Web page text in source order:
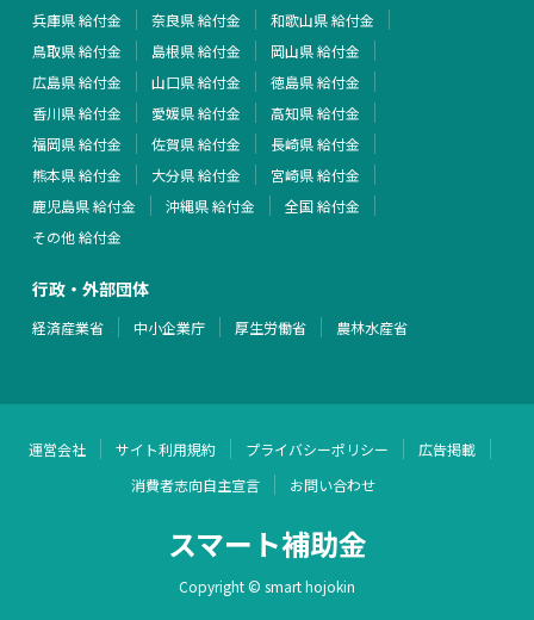
兵庫県 給付金
奈良県 給付金
和歌山県 給付金
鳥取県 給付金
島根県 給付金
岡山県 給付金
広島県 給付金
山口県 給付金
徳島県 給付金
香川県 給付金
愛媛県 給付金
高知県 給付金
福岡県 給付金
佐賀県 給付金
長崎県 給付金
熊本県 給付金
大分県 給付金
宮崎県 給付金
鹿児島県 給付金
沖縄県 給付金
全国 給付金
その他 給付金
行政・外部団体
経済産業省 中小企業庁 厚生労働省 農林水産省
運営会社 サイト利用規約 プライバシーポリシー
広告掲載
消費者志向自主宣言
お問い合わせ
スマート補助金
Copyright © smart hojokin